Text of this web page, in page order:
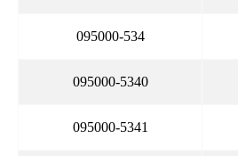
095000-534
095000-5340
095000-5341